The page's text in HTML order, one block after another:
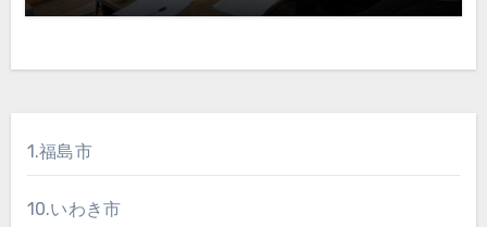
1.福島市
10.いわき市